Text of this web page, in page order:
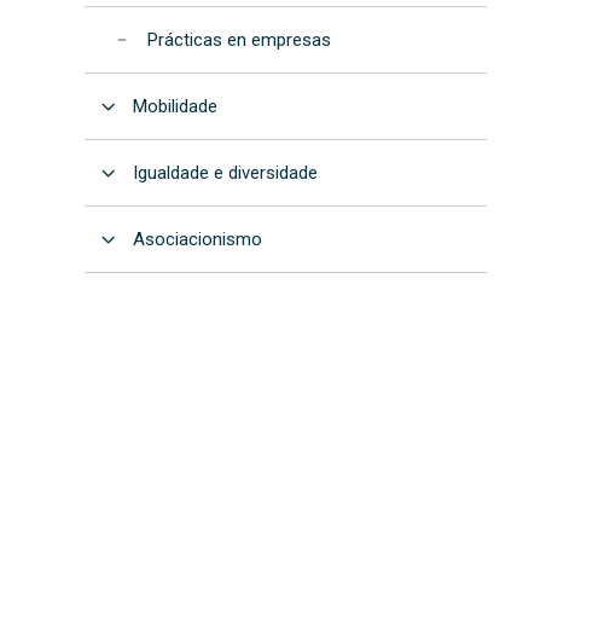
Prácticas en empresas
Abrir
Mobilidade
Abrir
Igualdade e diversidade
Abrir
Asociacionismo